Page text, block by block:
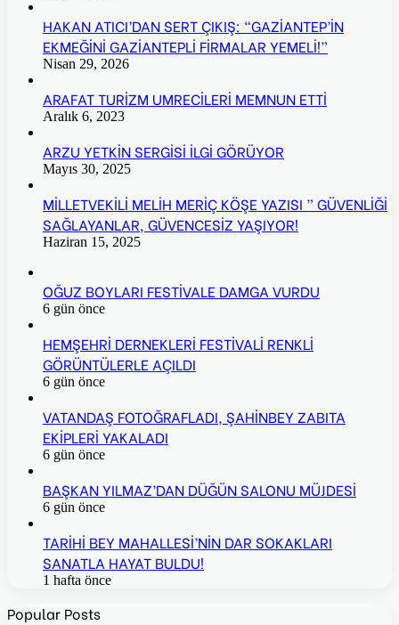
HAKAN ATICI’DAN SERT ÇIKIŞ: “GAZİANTEP’İN
EKMEĞİNİ GAZİANTEPLİ FİRMALAR YEMELİ!”
Nisan 29, 2026
ARAFAT TURİZM UMRECİLERİ MEMNUN ETTİ
Aralık 6, 2023
ARZU YETKİN SERGİSİ İLGİ GÖRÜYOR
Mayıs 30, 2025
MİLLETVEKİLİ MELİH MERİÇ KÖŞE YAZISI ” GÜVENLİĞİ
SAĞLAYANLAR, GÜVENCESİZ YAŞIYOR!
Haziran 15, 2025
OĞUZ BOYLARI FESTİVALE DAMGA VURDU
6 gün önce
HEMŞEHRİ DERNEKLERİ FESTİVALİ RENKLİ
GÖRÜNTÜLERLE AÇILDI
6 gün önce
VATANDAŞ FOTOĞRAFLADI, ŞAHİNBEY ZABITA
EKİPLERİ YAKALADI
6 gün önce
BAŞKAN YILMAZ’DAN DÜĞÜN SALONU MÜJDESİ
6 gün önce
TARİHİ BEY MAHALLESİ’NİN DAR SOKAKLARI
SANATLA HAYAT BULDU!
1 hafta önce
Popular Posts